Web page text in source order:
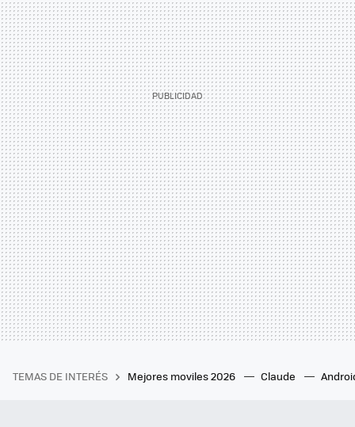
TEMAS DE INTERÉS Mejores moviles 2026 Claude